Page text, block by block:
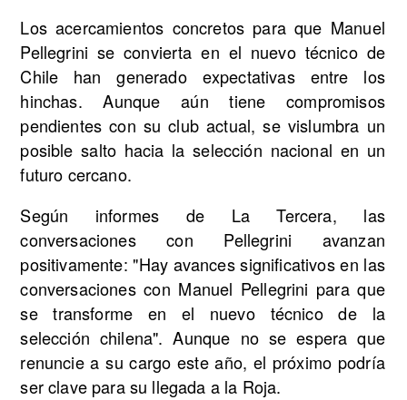
Los acercamientos concretos para que Manuel
Pellegrini se convierta en el nuevo técnico de
Chile han generado expectativas entre los
hinchas. Aunque aún tiene compromisos
pendientes con su club actual, se vislumbra un
posible salto hacia la selección nacional en un
futuro cercano.
Según informes de La Tercera, las
conversaciones con Pellegrini avanzan
positivamente: "Hay avances significativos en las
conversaciones con Manuel Pellegrini para que
se transforme en el nuevo técnico de la
selección chilena". Aunque no se espera que
renuncie a su cargo este año, el próximo podría
ser clave para su llegada a la Roja.